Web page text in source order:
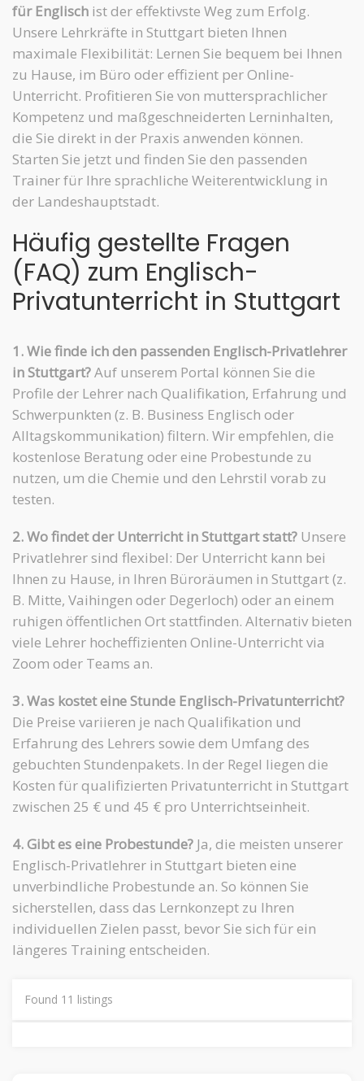
für Englisch ist der effektivste Weg zum Erfolg.
Unsere Lehrkräfte in Stuttgart bieten Ihnen
maximale Flexibilität: Lernen Sie bequem bei Ihnen
zu Hause, im Büro oder effizient per Online-
Unterricht. Profitieren Sie von muttersprachlicher
Kompetenz und maßgeschneiderten Lerninhalten,
die Sie direkt in der Praxis anwenden können.
Starten Sie jetzt und finden Sie den passenden
Trainer für Ihre sprachliche Weiterentwicklung in
der Landeshauptstadt.
Häufig gestellte Fragen
(FAQ) zum Englisch-
Privatunterricht in Stuttgart
1. Wie finde ich den passenden Englisch-Privatlehrer
in Stuttgart?Auf unserem Portal können Sie die
Profile der Lehrer nach Qualifikation, Erfahrung und
Schwerpunkten (z. B. Business Englisch oder
Alltagskommunikation) filtern. Wir empfehlen, die
kostenlose Beratung oder eine Probestunde zu
nutzen, um die Chemie und den Lehrstil vorab zu
testen.
2. Wo findet der Unterricht in Stuttgart statt? Unsere
Privatlehrer sind flexibel: Der Unterricht kann bei
Ihnen zu Hause, in Ihren Büroräumen in Stuttgart (z.
B. Mitte, Vaihingen oder Degerloch) oder an einem
ruhigen öffentlichen Ort stattfinden. Alternativ bieten
viele Lehrer hocheffizienten Online-Unterricht via
Zoom oder Teams an.
3. Was kostet eine Stunde Englisch-Privatunterricht?
Die Preise variieren je nach Qualifikation und
Erfahrung des Lehrers sowie dem Umfang des
gebuchten Stundenpakets. In der Regel liegen die
Kosten für qualifizierten Privatunterricht in Stuttgart
zwischen 25 € und 45 € pro Unterrichtseinheit.
4. Gibt es eine Probestunde? Ja, die meisten unserer
Englisch-Privatlehrer in Stuttgart bieten eine
unverbindliche Probestunde an. So können Sie
sicherstellen, dass das Lernkonzept zu Ihren
individuellen Zielen passt, bevor Sie sich für ein
längeres Training entscheiden.
Found 11 listings